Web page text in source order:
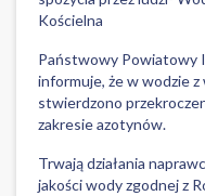
Kościelna
Państwowy Powiatowy
informuje, że w wodzie
stwierdzono
zakresie azotynów.
Trwają działania
jakości wody zgodnej z